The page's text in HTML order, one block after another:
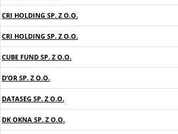
CRI HOLDING SP. Z O.O.
CRI HOLDING SP. Z O.O.
CUBE FUND SP. Z O.O.
D’OR SP. Z O.O.
DATASEG SP. Z O.O.
DK OKNA SP. Z O.O.